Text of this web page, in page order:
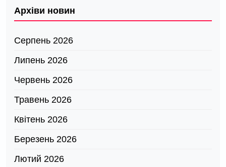
Архіви новин
Серпень 2026
Липень 2026
Червень 2026
Травень 2026
Квітень 2026
Березень 2026
Лютий 2026